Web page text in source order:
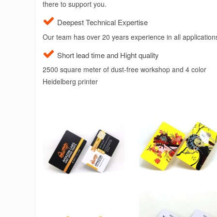
there to support you.
Deepest Technical Expertise
Our team has over 20 years experience in all
Short lead time and Hight quality
2500 square meter of dust-free workshop and 4 color
Heidelberg printer